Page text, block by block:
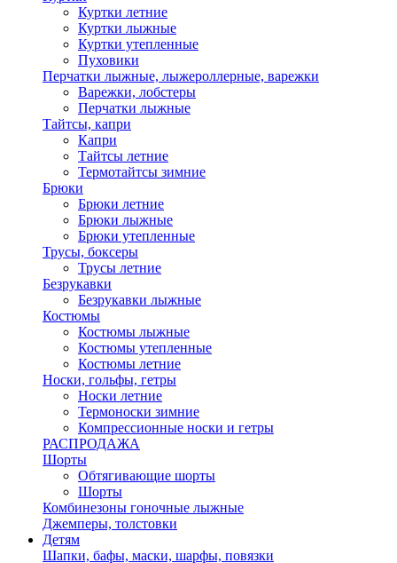
Куртки летние
Куртки лыжные
Куртки утепленные
Пуховики
Перчатки лыжные, лыжероллерные, варежки
Варежки, лобстеры
Перчатки лыжные
Тайтсы, капри
Капри
Тайтсы летние
Термотайтсы зимние
Брюки
Брюки летние
Брюки лыжные
Брюки утепленные
Трусы, боксеры
Трусы летние
Безрукавки
Безрукавки лыжные
Костюмы
Костюмы лыжные
Костюмы утепленные
Костюмы летние
Носки, гольфы, гетры
Носки летние
Термоноски зимние
Компрессионные носки и гетры
РАСПРОДАЖА
Шорты
Обтягивающие шорты
Шорты
Комбинезоны гоночные лыжные
Джемперы, толстовки
Детям
Шапки, бафы, маски, шарфы, повязки